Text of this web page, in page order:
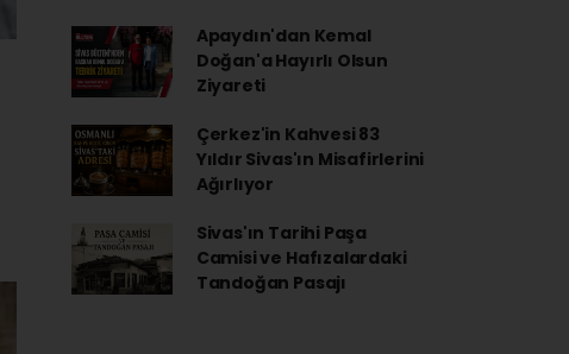
Apaydın'dan Kemal
Doğan'a Hayırlı Olsun
Ziyareti
Çerkez'in Kahvesi 83
Yıldır Sivas'ın Misafirlerini
Ağırlıyor
Sivas'ın Tarihi Paşa
Camisi ve Hafızalardaki
Tandoğan Pasajı